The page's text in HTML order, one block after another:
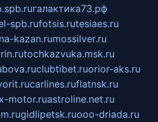
галактика73.рф
spb.rufotsis.rutesiaes.ru
kazan.rumossilver.ru
tochkazvuka.msk.ru
clubtibet.ruorior-aks.ru
carlines.ruflatnsk.ru
motor.ruastroline.net.ru
gidlipetsk.ruooo-driada.ru